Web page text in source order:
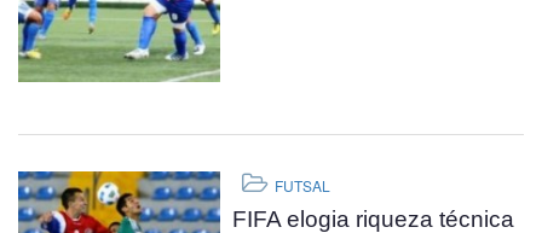
FUTSAL
FIFA elogia riqueza técnica